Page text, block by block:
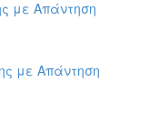
με Απάντηση
με Απάντηση